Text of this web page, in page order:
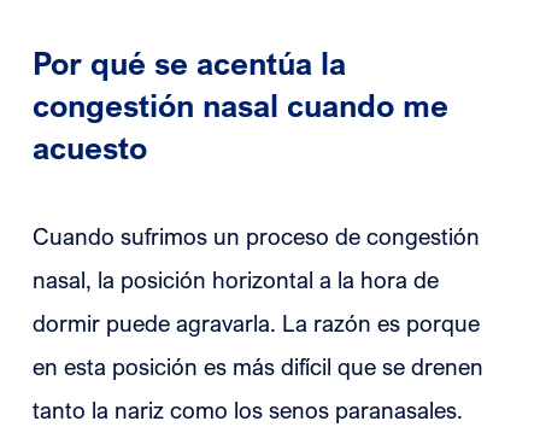
Por qué se acentúa la
congestión nasal cuando me
acuesto
Cuando sufrimos un proceso de congestión
nasal, la posición horizontal a la hora de
dormir puede agravarla. La razón es porque
en esta posición es más difícil que se drenen
tanto la nariz como los senos paranasales.